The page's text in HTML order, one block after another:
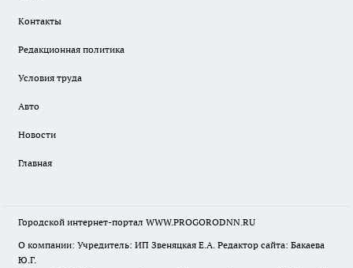
Контакты
Редакционная политика
Условия труда
Авто
Новости
Главная
Городской интернет-портал WWW.PROGORODNN.RU
О компании: Учредитель: ИП Звеняцкая Е.А. Редактор сайта: Бакаева
Ю.Г.